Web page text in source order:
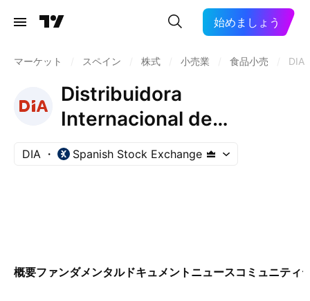
始めましょう
マーケット スペイン 株式 小売業 食品小売 DIA
Distribuidora
Internacional de
Alimentacion SA
DIA Spanish Stock Exchange
概要ファンダメンタルドキュメント ニュースコミュニティ